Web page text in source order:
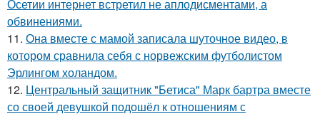
Осетии интернет встретил не аплодисментами, а
обвинениями.
11. Она вместе с мамой записала шуточное видео, в
котором сравнила себя с норвежским футболистом
Эрлингом холандом.
12. Центральный защитник "Бетиса" Марк бартра вместе
со своей девушкой подошёл к отношениям с